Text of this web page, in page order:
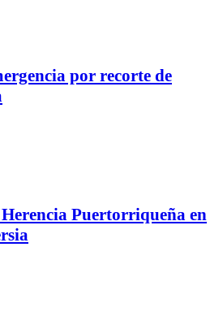
por recorte de
Puertorriqueña en